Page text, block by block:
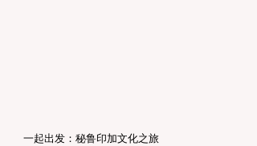
一起出发：秘鲁印加文化之旅